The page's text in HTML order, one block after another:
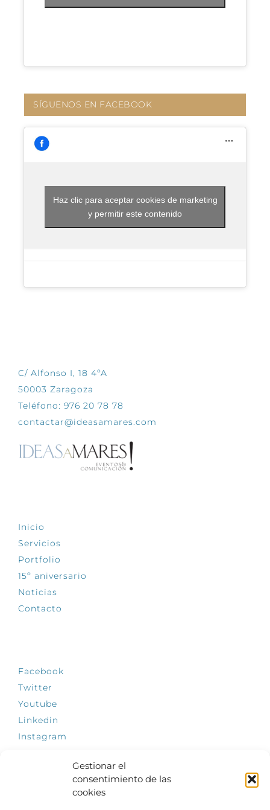
Gestionar el
consentimiento de las
cookies
SÍGUENOS EN FACEBOOK
Haz clic para aceptar cookies de marketing
y permitir este contenido
C/ Alfonso I, 18 4ºA
50003 Zaragoza
Teléfono: 976 20 78 78
contactar@ideasamares.com
Inicio
Servicios
Portfolio
15º aniversario
Noticias
Contacto
Facebook
Twitter
Youtube
Linkedin
Instagram